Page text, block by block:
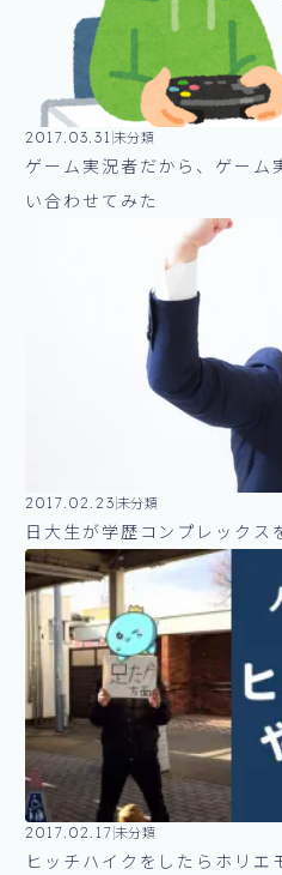
2017.03.31 未分類
ゲーム実況者だから、ゲーム
い合わせてみた
2017.02.23未分類
日大生が学歴コンプレックス
2017.02.17 未分類
ヒッチハイクをしたらホリエ